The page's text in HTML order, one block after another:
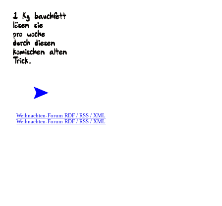
Weihnachten-Forum RDF / RSS / XML
Weihnachten-Forum RDF / RSS / XML